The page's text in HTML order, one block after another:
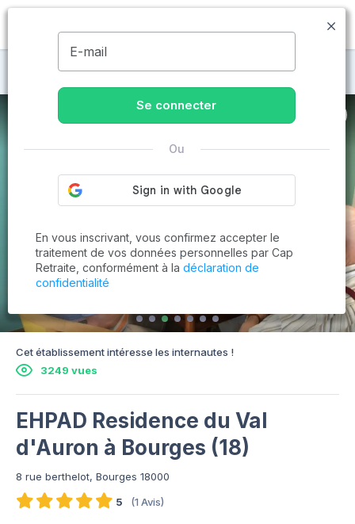
MENU
Maisons de retraite à Bourges
Cet établissement intéresse les internautes !
3249 vues
EHPAD Residence du Val
d'Auron à Bourges (18)
8 rue berthelot, Bourges 18000
5
(1 Avis)
E-mail
Se connecter
Ou
En vous inscrivant, vous confirmez accepter le
traitement de vos données personnelles par Cap
Retraite, conformément à la déclaration de
confidentialité